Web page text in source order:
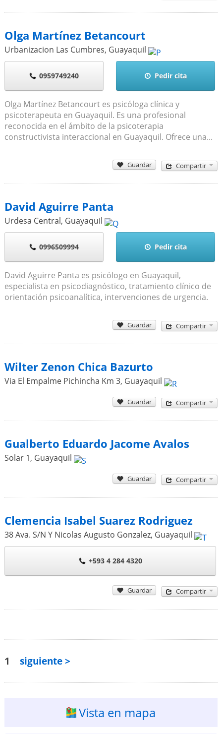
Olga Martínez Betancourt
Urbanizacion Las Cumbres, Guayaquil
0959749240 Pedir cita
Olga Martínez Betancourt es psicóloga clínica y
psicoterapeuta en Guayaquil. Es una profesional
reconocida en el ámbito de la psicoterapia
constructivista interaccional en Guayaquil. Ofrece una...
Guardar Compartir
David Aguirre Panta
Urdesa Central, Guayaquil
0996509994 Pedir cita
David Aguirre Panta es psicólogo en Guayaquil,
especialista en psicodiagnóstico, tratamiento clínico de
orientación psicoanalítica, intervenciones de urgencia.
Guardar Compartir
Wilter Zenon Chica Bazurto
Via El Empalme Pichincha Km 3, Guayaquil
Guardar Compartir
Gualberto Eduardo Jacome Avalos
Solar 1, Guayaquil
Guardar Compartir
Clemencia Isabel Suarez Rodriguez
38 Ava. S/N Y Nicolas Augusto Gonzalez, Guayaquil
+593 4 284 4320
Guardar Compartir
1 siguiente >
Vista en mapa